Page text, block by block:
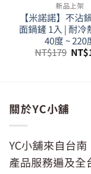
新品上架
【米諾諾】不沾
面鍋鏟 1入 | 耐冷
40度 ~ 220
NT$179 原
始
NT$
關於YC小舖
YC小舖來自台
產品服務遍及全